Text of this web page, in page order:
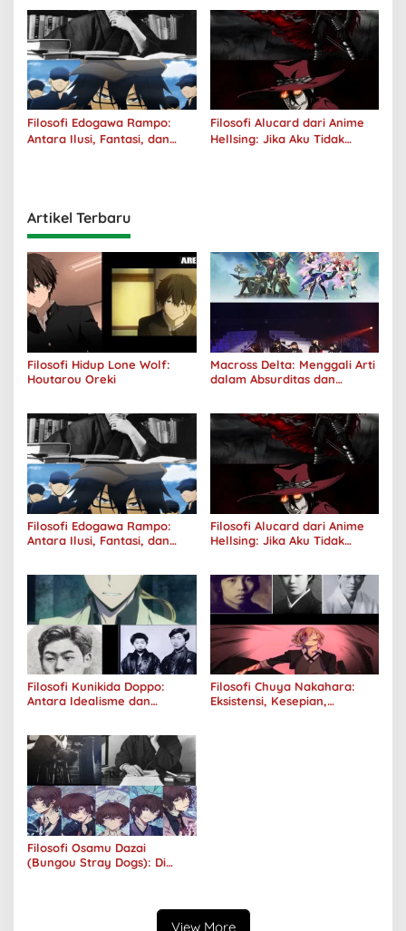
Filosofi Edogawa Rampo:
Antara Ilusi, Fantasi, dan
Filosofi Alucard dari Anime
Hellsing: Jika Aku Tidak
Artikel Terbaru
Filosofi Hidup Lone Wolf:
Houtarou Oreki
Macross Delta: Menggali Arti
dalam Absurditas dan
Filosofi Edogawa Rampo:
Antara Ilusi, Fantasi, dan
Filosofi Alucard dari Anime
Hellsing: Jika Aku Tidak
Filosofi Kunikida Doppo:
Antara Idealisme dan
Filosofi Chuya Nakahara:
Eksistensi, Kesepian,
Filosofi Osamu Dazai
(Bungou Stray Dogs): Di
View More